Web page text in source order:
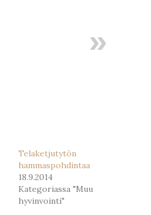
Telaketjutytön
hammaspohdintaa
18.9.2014
Kategoriassa "Muu
hyvinvointi"